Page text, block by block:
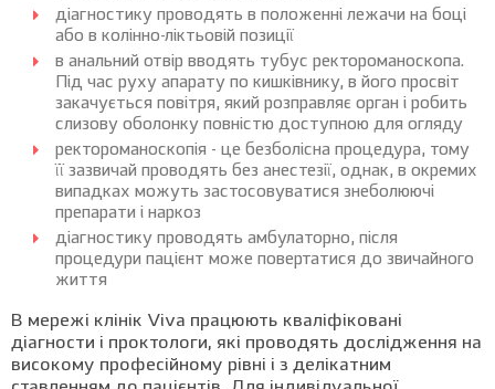
діагностику проводять в положенні лежачи на боці
або в колінно-ліктьовій позиції
в анальний отвір вводять тубус ректороманоскопа.
Під час руху апарату по кишківнику, в його просвіт
закачується повітря, який розправляє орган і робить
слизову оболонку повністю доступною для огляду
ректороманоскопія - це безболісна процедура, тому
її зазвичай проводять без анестезії, однак, в окремих
випадках можуть застосовуватися знеболюючі
препарати і наркоз
діагностику проводять амбулаторно, після
процедури пацієнт може повертатися до звичайного
життя
В мережі клінік Viva працюють кваліфіковані
діагности і проктологи, які проводять дослідження на
високому професійному рівні і з делікатним